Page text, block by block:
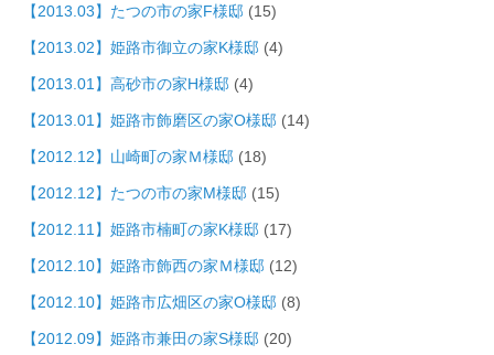
【2013.03】たつの市の家F様邸 (15)
【2013.02】姫路市御立の家K様邸 (4)
【2013.01】高砂市の家H様邸 (4)
【2013.01】姫路市飾磨区の家O様邸 (14)
【2012.12】山崎町の家Ｍ様邸 (18)
【2012.12】たつの市の家M様邸 (15)
【2012.11】姫路市楠町の家K様邸 (17)
【2012.10】姫路市飾西の家Ｍ様邸 (12)
【2012.10】姫路市広畑区の家O様邸 (8)
【2012.09】姫路市兼田の家S様邸 (20)